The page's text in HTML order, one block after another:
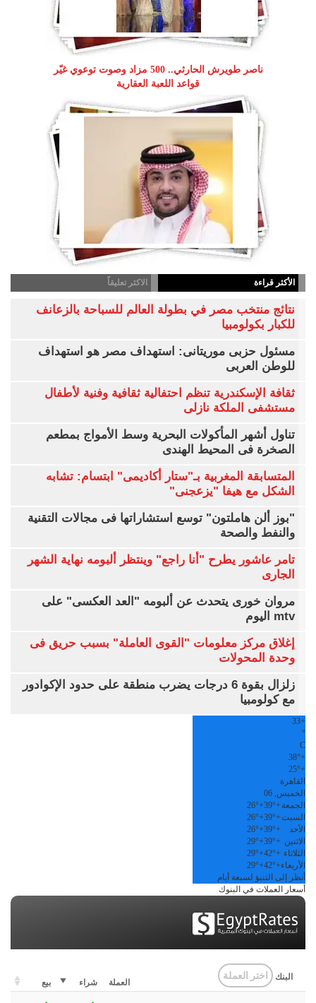
ناصر طويرش الحارثي.. 500 مزاد وصوت توعوي غيّر
قواعد اللعبة العقارية
الأكثر قراءة الاكثر تعليقاً
نتائج منتخب مصر في بطولة العالم للسباحة بالزعانف
للكبار بكولومبيا
مسئول حزبى موريتانى: استهداف مصر هو استهداف
للوطن العربى
ثقافة الإسكندرية تنظم احتفالية ثقافية وفنية لأطفال
مستشفى الملكة نازلى
تناول أشهر المأكولات البحرية وسط الأمواج بمطعم
الصخرة فى المحيط الهندى
المتسابقة المغربية بـ"ستار أكاديمى" ابتسام: تشابه
الشكل مع هيفا "يزعجنى"
"بوز ألن هاملتون" توسع استشاراتها فى مجالات التقنية
والنفط والصحة
تامر عاشور يطرح "أنا راجع" وينتظر ألبومه نهاية الشهر
الجارى
مروان خورى يتحدث عن ألبومه "العد العكسى" على
mtv اليوم
إغلاق مركز معلومات "القوى العاملة" بسبب حريق فى
وحدة المحولات
زلزال بقوة 6 درجات يضرب منطقة على حدود الإكوادور
مع كولومبيا
+
33
°
C
+
38°
+
25°
القاهرة
الخميس, 06
الجمعة +
39°
+
26°
السبت+
39°
+
26°
الأحد
+
39°
+
26°
الاثنين +
39°
+
29°
الثلاثاء +
42°
+
29°
الأربعاء+
42°
+
29°
أنظر إلى التنبؤ لسبعة أيام
أسعار العملات في البنوك